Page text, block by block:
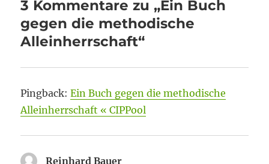
3 Kommentare zu „Ein Buch
gegen die methodische
Alleinherrschaft“
Pingback:Ein Buch gegen die methodische
Alleinherrschaft « CIPPool
Reinhard Bauer